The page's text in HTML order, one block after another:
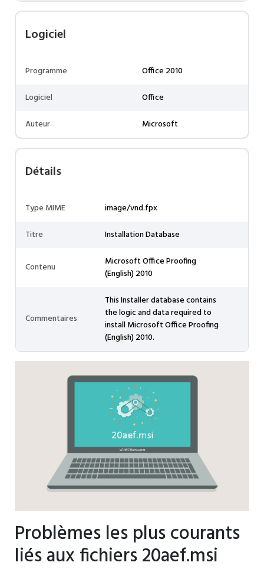
Logiciel
Programme
Office 2010
Logiciel
Office
Auteur
Microsoft
Détails
Type MIME
image/vnd.fpx
Titre
Installation Database
Contenu
Microsoft Office Proofing
(English) 2010
Commentaires
This Installer database contains
the logic and data required to
install Microsoft Office Proofing
(English) 2010.
Problèmes les plus courants
liés aux fichiers 20aef.msi